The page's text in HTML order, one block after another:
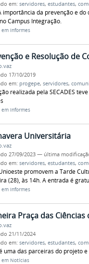
em: servidores, estudantes,
importância da prevenção e
Campus Integração.
em Informes
e Resolução de
17/10/2019
em: progepe, servidores,
realizada pela SECADES
em Informes
Universitária
27/09/2023 — última
em: servidores, estudantes,
promovem a Tarde
(28), às 14h. A entrada é
em Informes
Praça das
21/11/2024
em: servidores, estudantes,
uma das parceiras do projeto
em Notícias